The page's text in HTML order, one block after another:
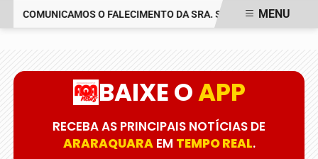
COMUNICAMOS O FALECIMENTO DA SRA. SUSETE SILVIAMENU
BAIXE OAPP
RECEBA AS PRINCIPAIS NOTÍCIAS DE
ARARAQUARAEM TEMPO REAL.